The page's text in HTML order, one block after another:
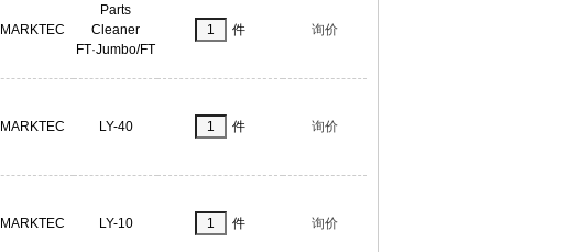
MARKTEC
Parts
Cleaner
FT·Jumbo/FT
件 询价
MARKTEC LY-40 件 询价
MARKTEC LY-10 件 询价